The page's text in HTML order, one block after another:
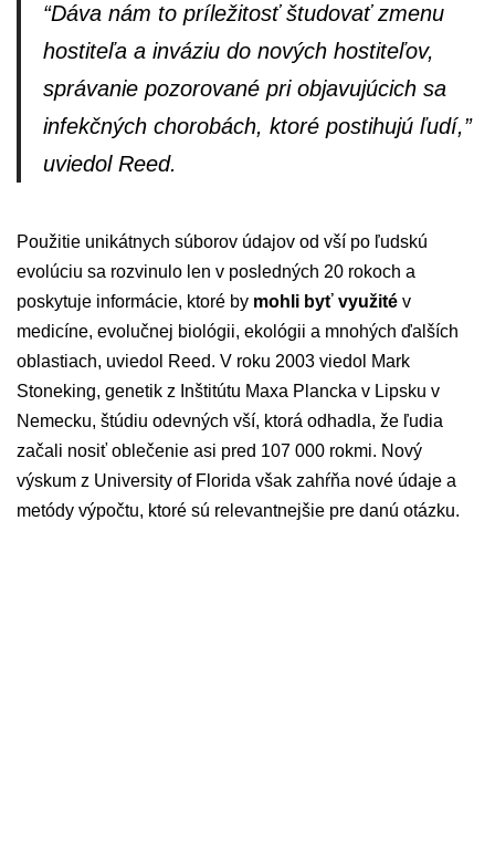
“Dáva nám to príležitosť študovať zmenu
hostiteľa a inváziu do nových hostiteľov,
správanie pozorované pri objavujúcich sa
infekčných chorobách, ktoré postihujú ľudí,”
uviedol Reed.
Použitie unikátnych súborov údajov od vší po ľudskú
evolúciu sa rozvinulo len v posledných 20 rokoch a
poskytuje informácie, ktoré by mohli byť využité v
medicíne, evolučnej biológii, ekológii a mnohých ďalších
oblastiach, uviedol Reed. V roku 2003 viedol Mark
Stoneking, genetik z Inštitútu Maxa Plancka v Lipsku v
Nemecku, štúdiu odevných vší, ktorá odhadla, že ľudia
začali nosiť oblečenie asi pred 107 000 rokmi. Nový
výskum z University of Florida však zahŕňa nové údaje a
metódy výpočtu, ktoré sú relevantnejšie pre danú otázku.